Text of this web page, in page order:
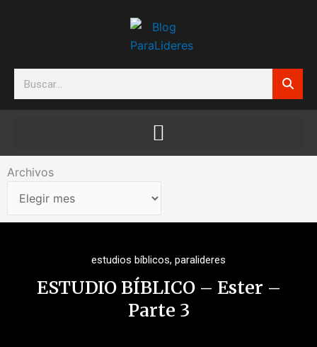
Search
Archivos
Archivos
estudios bíblicos, paralideres
ESTUDIO BÍBLICO – Ester –
Parte 3